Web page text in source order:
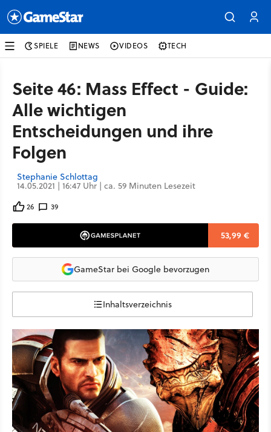
SPIELE NEWS VIDEOS TECH
Seite 46: Mass Effect - Guide:
Alle wichtigen
Entscheidungen und ihre
Folgen
Stephanie Schlottag
14.05.2021 | 16:47 Uhr | ca. 59 Minuten Lesezeit
26 39
53,99 €
GameStar bei Google bevorzugen
Inhaltsverzeichnis